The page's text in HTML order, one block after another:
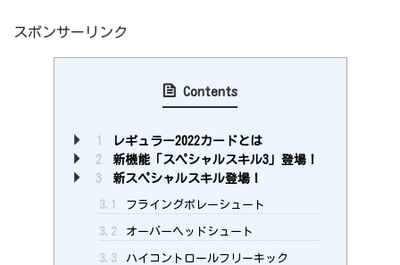
スポンサーリンク
Contents
1
レギュラー2022カードとは
2
新機能「スペシャルスキル3」登場！
3
新スペシャルスキル登場！
3.1 フライングボレーシュート
3.2 オーバーヘッドシュート
3.3 ハイコントロールフリーキック